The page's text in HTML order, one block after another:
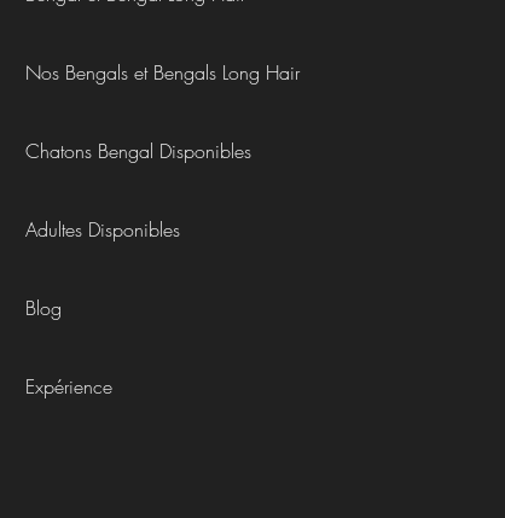
Nos Bengals et Bengals Long Hair
Chatons Bengal Disponibles
Adultes Disponibles
Blog
Expérience